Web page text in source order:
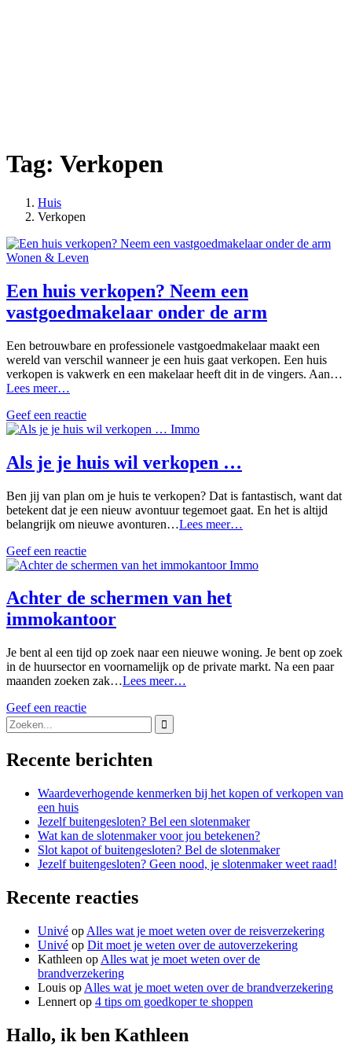
Tag: Verkopen
Huis
Posts
Verkopen
Wonen & Leven
Een huis verkopen? Neem een
vastgoedmakelaar onder de arm
Een betrouwbare en professionele vastgoedmakelaar maakt een
wereld van verschil wanneer je een huis gaat verkopen. Een huis
verkopen is vakwerk en een makelaar heeft dit in de vingers. Aan…
Lees meer…
verkopen?
Neem
vastgoedmakelaar
onder
arm
Geef een reactie
Immo
Als je je huis wil verkopen …
Ben jij van plan om je huis te verkopen? Dat is fantastisch, want dat
betekent dat je een nieuw avontuur tegemoet gaat. En het is altijd
belangrijk om nieuwe avonturen…Lees meer…
huis
Geef een reactie
Immo
Achter de schermen van het
immokantoor
Je bent al een tijd op zoek naar een nieuwe woning. Je bent op zoek
in de huursector en voornamelijk op de private markt. Na een paar
maanden zoeken zak…Lees meer…
Geef een reactie
Search
for:
Recente berichten
Waardeverhogende kenmerken bij het kopen of verkopen van
een huis
Jezelf buitengesloten? Bel een slotenmaker
Wat kan de slotenmaker voor jou betekenen?
Slot kapot of buitengesloten? Bel de slotenmaker
Jezelf buitengesloten? Geen nood, je slotenmaker weet raad!
Recente reacties
Univé op Alles wat je moet weten over de reisverzekering
Univé op Dit moet je weten over de autoverzekering
Kathleen op Alles wat je moet weten over de
brandverzekering
Louis op Alles wat je moet weten over de brandverzekering
Lennert op 4 tips om goedkoper te shoppen
Hallo, ik ben Kathleen